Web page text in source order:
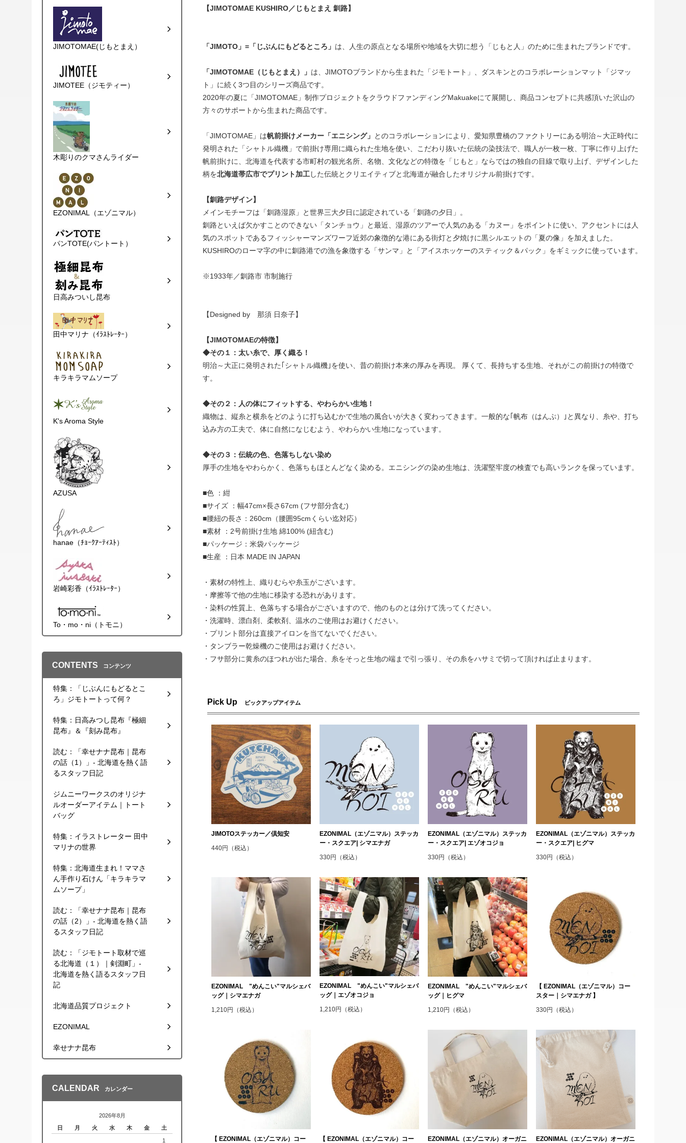
【JIMOTOMAE KUSHIRO／じもとまえ 釧路】
「JIMOTO」=「じぶんにもどるところ」 は、人生の原点となる場所や地域を大切に想う「じもと人」のために生まれたブランドです。
「JIMOTOMAE（じもとまえ）」 は、JIMOTOブランドから生まれた「ジモトート」、ダスキンとのコラボレーションマット「ジマッ
ト」に続く3つ目のシリーズ商品です。
2020年の夏に「JIMOTOMAE」制作プロジェクトをクラウドファンディングMakuakeにて展開し、商品コンセプトに共感頂いた沢山の
方々のサポートから生まれた商品です。
「JIMOTOMAE」は帆前掛けメーカー「エニシング」 とのコラボレーションにより、愛知県豊橋のファクトリーにある明治～大正時代に
発明された「シャトル織機」で前掛け専用に織られた生地を使い、こだわり抜いた伝統の染技法で、職人が一枚一枚、丁寧に作り上げた
帆前掛けに、北海道を代表する市町村の観光名所、名物、文化などの特徴を「じもと」ならではの独自の目線で取り上げ、デザインした
柄を北海道帯広市でプリント加工した伝統とクリエイティブと北海道が融合したオリジナル前掛けです。
【釧路デザイン】
メインモチーフは「釧路湿原」と世界三大夕日に認定されている「釧路の夕日」。
釧路といえば欠かすことのできない「タンチョウ」と最近、湿原のツアーで人気のある「カヌー」をポイントに使い、アクセントには人
気のスポットであるフィッシャーマンズワーフ近郊の象徴的な港にある街灯と夕焼けに黒シルエットの「夏の像」を加えました。
KUSHIROのローマ字の中に釧路港での漁を象徴する「サンマ」と「アイスホッケーのスティック＆パック」をギミックに使っています。
※1933年／釧路市 市制施行
【Designed by 那須 日奈子】
【JIMOTOMAEの特徴】
◆その１：太い糸で、厚く織る！
明治～大正に発明された｢シャトル織機｣を使い、昔の前掛け本来の厚みを再現。 厚くて、長持ちする生地、それがこの前掛けの特徴で
す。
◆その２：人の体にフィットする、やわらかい生地！
織物は、縦糸と横糸をどのように打ち込むかで生地の風合いが大きく変わってきます。一般的な｢帆布（はんぷ）｣と異なり、糸や、打ち
込み方の工夫で、体に自然になじむよう、やわらかい生地になっています。
◆その３：伝統の色、色落ちしない染め
厚手の生地をやわらかく、色落ちもほとんどなく染める。エニシングの染め生地は、洗濯堅牢度の検査でも高いランクを保っています。
■色 ：紺
■サイズ ：幅47cm×長さ67cm (フサ部分含む)
■腰紐の長さ：260cm（腰囲95cmくらい迄対応）
■素材 ：2号前掛け生地 綿100% (紐含む)
■パッケージ：米袋パッケージ
■生産 ：日本 MADE IN JAPAN
・素材の特性上、織りむらや糸玉がございます。
・摩擦等で他の生地に移染する恐れがあります。
・染料の性質上、色落ちする場合がございますので、他のものとは分けて洗ってください。
・洗濯時、漂白剤、柔軟剤、温水のご使用はお避けください。
・プリント部分は直接アイロンを当てないでください。
・タンブラー乾燥機のご使用はお避けください。
・フサ部分に黄糸のほつれが出た場合、糸をそっと生地の端まで引っ張り、その糸をハサミで切って頂ければ止まります。
Pick Up ピックアップアイテム
JIMOTOステッカー／倶知安
440円（税込）
EZONIMAL（エゾニマル）ステッカ
ー・スクエア| シマエナガ
330円（税込）
EZONIMAL（エゾニマル）ステッカ
ー・スクエア| エゾオコジョ
330円（税込）
EZONIMAL（エゾニマル）ステッカ
ー・スクエア| ヒグマ
330円（税込）
EZONIMAL "めんこい"マルシェバ
ッグ｜シマエナガ
1,210円（税込）
EZONIMAL "めんこい"マルシェバ
ッグ｜エゾオコジョ
1,210円（税込）
EZONIMAL "めんこい"マルシェバ
ッグ｜ヒグマ
1,210円（税込）
【 EZONIMAL（エゾニマル）コー
スター｜シマエナガ 】
330円（税込）
【 EZONIMAL（エゾニマル）コー 【 EZONIMAL（エゾニマル）コー EZONIMAL（エゾニマル）オーガニ EZONIMAL（エゾニマル）オーガニ
JIMOTOMAE(じもとまえ）
JIMOTEE（ジモティー）
木彫りのクマさんライダー
EZONIMAL（エゾニマル）
パンTOTE(パントート）
日高みついし昆布
田中マリナ（ｲﾗｽﾄﾚｰﾀｰ）
キラキラマムソープ
K's Aroma Style
AZUSA
hanae（ﾁｮｰｸｱｰﾃｨｽﾄ）
岩崎彩香（ｲﾗｽﾄﾚｰﾀｰ）
To・mo・ni（トモニ）
CONTENTS コンテンツ
特集：「じぶんにもどるとこ
ろ」ジモトートって何？
特集：日高みつし昆布『極細
昆布』＆『刻み昆布』
読む：「幸せナナ昆布｜昆布
の話（1）」- 北海道を熱く語
るスタッフ日記
ジムニーワークスのオリジナ
ルオーダーアイテム｜トート
バッグ
特集：イラストレーター 田中
マリナの世界
特集：北海道生まれ！ママさ
ん手作り石けん「キラキラマ
ムソープ」
読む：「幸せナナ昆布｜昆布
の話（2）」- 北海道を熱く語
るスタッフ日記
読む：「ジモトート取材で巡
る北海道（１）｜剣淵町」-
北海道を熱く語るスタッフ日
記
北海道品質プロジェクト
EZONIMAL
幸せナナ昆布
CALENDAR カレンダー
2026年8月
日
月 火 水 木 金 土
1